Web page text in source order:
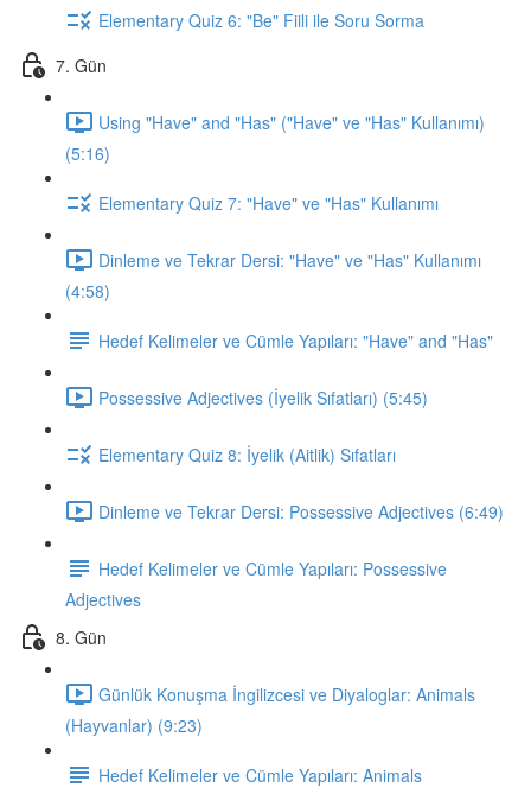
Elementary Quiz 6: "Be" Fiili ile Soru Sorma
7. Gün
Using "Have" and "Has" ("Have" ve "Has" Kullanımı)
(5:16)
Elementary Quiz 7: "Have" ve "Has" Kullanımı
Dinleme ve Tekrar Dersi: "Have" ve "Has" Kullanımı
(4:58)
Hedef Kelimeler ve Cümle Yapıları: "Have" and "Has"
Possessive Adjectives (İyelik Sıfatları) (5:45)
Elementary Quiz 8: İyelik (Aitlik) Sıfatları
Dinleme ve Tekrar Dersi: Possessive Adjectives (6:49)
Hedef Kelimeler ve Cümle Yapıları: Possessive
Adjectives
8. Gün
Günlük Konuşma İngilizcesi ve Diyaloglar: Animals
(Hayvanlar) (9:23)
Hedef Kelimeler ve Cümle Yapıları: Animals